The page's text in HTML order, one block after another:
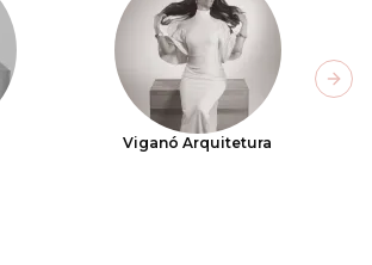
Viganó Arquitetura